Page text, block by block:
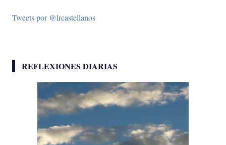
Tweets por @lrcastellanos
REFLEXIONES DIARIAS